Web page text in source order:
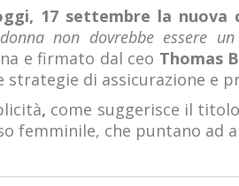
17 settembre la nuova
non dovrebbe essere
e firmato dal ceo Thomas
strategie di assicurazione e
, come suggerisce il
femminile, che puntano ad